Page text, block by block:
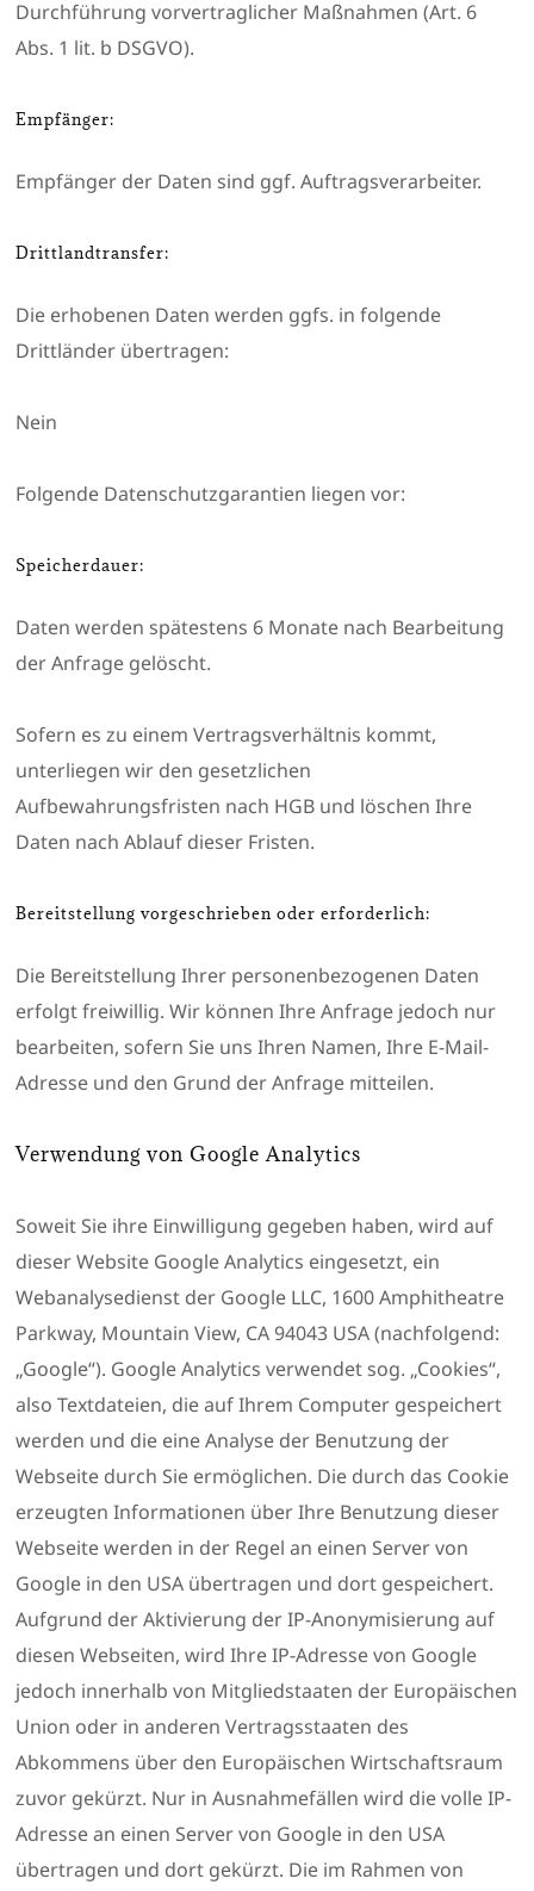
Durchführung vorvertraglicher Maßnahmen (Art. 6
Abs. 1 lit. b DSGVO).
Empfänger:
Empfänger der Daten sind ggf. Auftragsverarbeiter.
Drittlandtransfer:
Die erhobenen Daten werden ggfs. in folgende
Drittländer übertragen:
Nein
Folgende Datenschutzgarantien liegen vor:
Speicherdauer:
Daten werden spätestens 6 Monate nach Bearbeitung
der Anfrage gelöscht.
Sofern es zu einem Vertragsverhältnis kommt,
unterliegen wir den gesetzlichen
Aufbewahrungsfristen nach HGB und löschen Ihre
Daten nach Ablauf dieser Fristen.
Bereitstellung vorgeschrieben oder erforderlich:
Die Bereitstellung Ihrer personenbezogenen Daten
erfolgt freiwillig. Wir können Ihre Anfrage jedoch nur
bearbeiten, sofern Sie uns Ihren Namen, Ihre E-Mail-
Adresse und den Grund der Anfrage mitteilen.
Verwendung von Google Analytics
Soweit Sie ihre Einwilligung gegeben haben, wird auf
dieser Website Google Analytics eingesetzt, ein
Webanalysedienst der Google LLC, 1600 Amphitheatre
Parkway, Mountain View, CA 94043 USA (nachfolgend:
„Google“). Google Analytics verwendet sog. „Cookies“,
also Textdateien, die auf Ihrem Computer gespeichert
werden und die eine Analyse der Benutzung der
Webseite durch Sie ermöglichen. Die durch das Cookie
erzeugten Informationen über Ihre Benutzung dieser
Webseite werden in der Regel an einen Server von
Google in den USA übertragen und dort gespeichert.
Aufgrund der Aktivierung der IP-Anonymisierung auf
diesen Webseiten, wird Ihre IP-Adresse von Google
jedoch innerhalb von Mitgliedstaaten der Europäischen
Union oder in anderen Vertragsstaaten des
Abkommens über den Europäischen Wirtschaftsraum
zuvor gekürzt. Nur in Ausnahmefällen wird die volle IP-
Adresse an einen Server von Google in den USA
übertragen und dort gekürzt. Die im Rahmen von